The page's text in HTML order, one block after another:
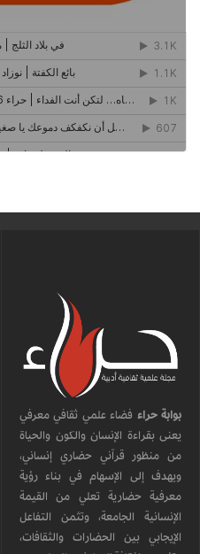
بوابة حراء فضاء علمي ثقافي معرفي
يعنى بقراءة الإنسان والكون والحياة
من منظور قرآني حضاري إنساني،
ويهدف إلى الإسهام في بناء رؤية
معرفية حضارية تعلي من القيمة
الإنسانية الجامعة، وتثمن التفاعل
الإيجابي بين الحضارات والثقافات،